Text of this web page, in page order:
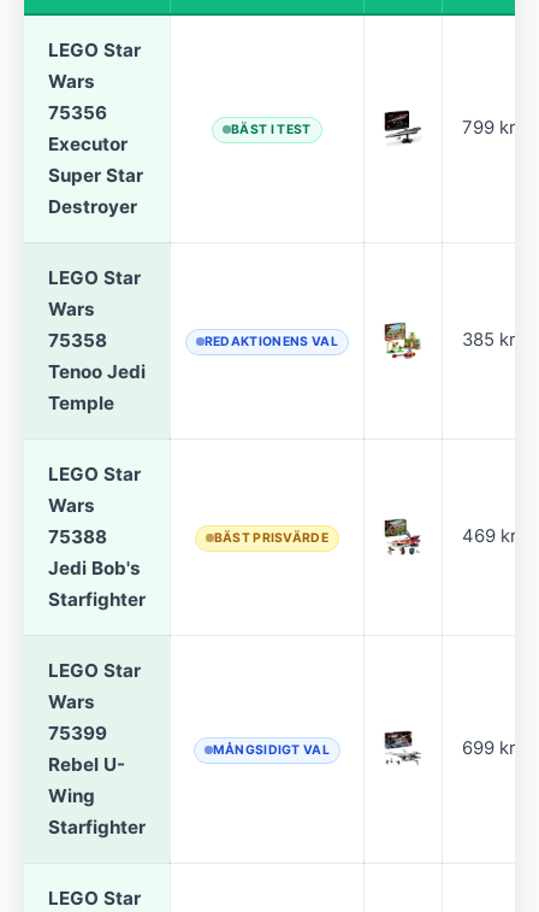
LEGO Star
Wars
75356
Executor
Super Star
Destroyer
BÄST I TEST 799 kr
LEGO Star
Wars
75358
Tenoo Jedi
Temple
REDAKTIONENS VAL 385 kr
LEGO Star
Wars
75388
Jedi Bob's
Starfighter
BÄST PRISVÄRDE 469 kr
LEGO Star
Wars
75399
Rebel U-
Wing
Starfighter
MÅNGSIDIGT VAL 699 kr
LEGO Star